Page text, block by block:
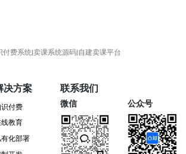
费系统|卖课系统源码|自建卖课平台
决方案
付费
教育
化部署
联系我们
微信 公众号